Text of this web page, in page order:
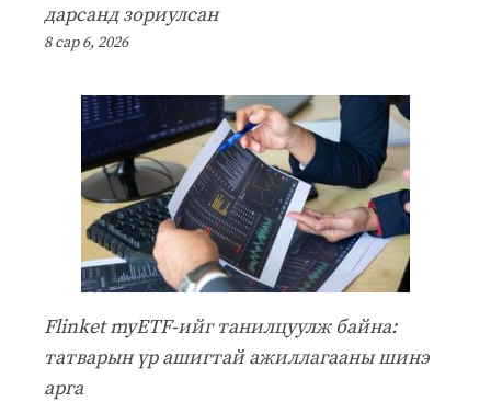
дарсанд зориулсан
8 сар 6, 2026
Flinket myETF-ийг танилцуулж байна:
татварын үр ашигтай ажиллагааны шинэ
арга